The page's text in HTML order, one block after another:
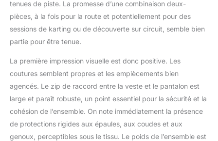
tenues de piste. La promesse d’une combinaison deux-
pièces, à la fois pour la route et potentiellement pour des
sessions de karting ou de découverte sur circuit, semble bien
partie pour être tenue.
La première impression visuelle est donc positive. Les
coutures semblent propres et les empiècements bien
agencés. Le zip de raccord entre la veste et le pantalon est
large et paraît robuste, un point essentiel pour la sécurité et la
cohésion de l’ensemble. On note immédiatement la présence
de protections rigides aux épaules, aux coudes et aux
genoux, perceptibles sous le tissu. Le poids de l’ensemble est